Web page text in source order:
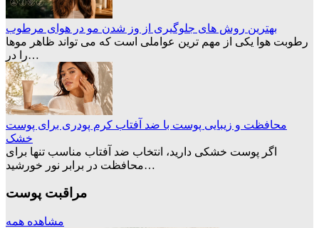
بهترین روش های جلوگیری از وز شدن مو در هوای مرطوب
رطوبت هوا یکی از مهم ترین عواملی است که می تواند ظاهر موها
را در…
محافظت و زیبایی پوست با ضد آفتاب کرم‌ پودری برای پوست
خشک
اگر پوست خشکی دارید، انتخاب ضد آفتاب مناسب تنها برای
محافظت در برابر نور خورشید…
مراقبت پوست
مشاهده همه